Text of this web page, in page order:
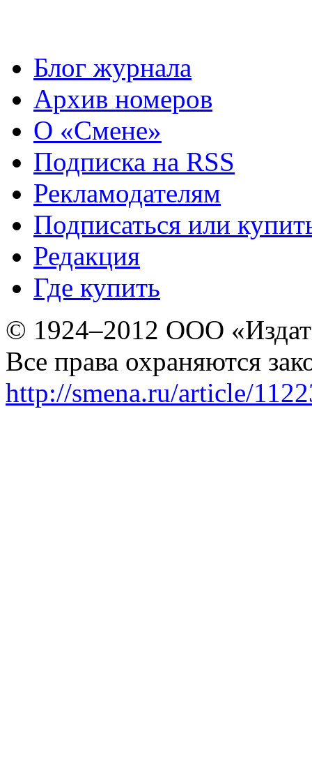
Блог журнала
Архив номеров
О «Смене»
Подписка на RSS
Рекламодателям
Подписаться или
Редакция
Где купить
© 1924–2012 ООО
Все права охраняются
http://smena.ru/article/